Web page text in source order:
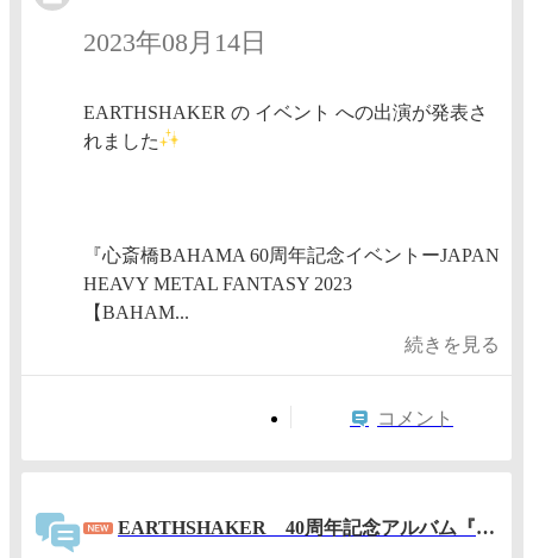
2023年08月14日
EARTHSHAKER の イベント への出演が発表さ
れました
『心斎橋BAHAMA 60周年記念イベントーJAPAN
HEAVY METAL FANTASY 2023
【BAHAM...
続きを見る
コメント
EARTHSHAKER 40周年記念アルバム『40』